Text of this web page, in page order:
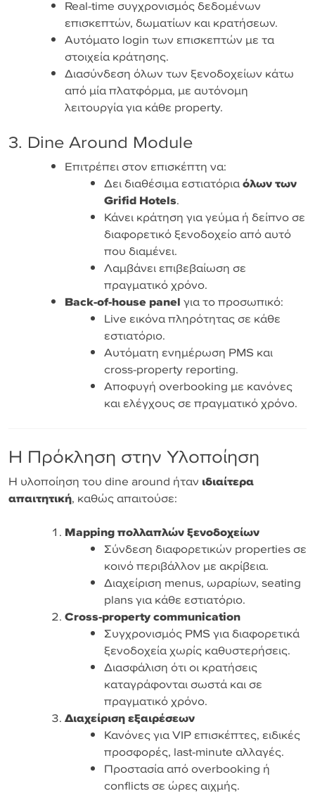
Real-time συγχρονισμός δεδομένων
επισκεπτών, δωματίων και κρατήσεων.
Αυτόματο login των επισκεπτών με τα
στοιχεία κράτησης.
Διασύνδεση όλων των ξενοδοχείων κάτω
από μία πλατφόρμα, με αυτόνομη
λειτουργία για κάθε property.
3. Dine Around Module
Επιτρέπει στον επισκέπτη να:
Δει διαθέσιμα εστιατόριαόλων των
Grifid Hotels.
Κάνει κράτηση για γεύμα ή δείπνο σε
διαφορετικό ξενοδοχείο από αυτό
που διαμένει.
Λαμβάνει επιβεβαίωση σε
πραγματικό χρόνο.
Back-of-house panel για το προσωπικό:
Live εικόνα πληρότητας σε κάθε
εστιατόριο.
Αυτόματη ενημέρωση PMS και
cross-property reporting.
Αποφυγή overbooking με κανόνες
και ελέγχους σε πραγματικό χρόνο.
Η Πρόκληση στην Υλοποίηση
Η υλοποίηση του dine around ήταν ιδιαίτερα
απαιτητική, καθώς απαιτούσε:
Mapping πολλαπλών ξενοδοχείων
Σύνδεση διαφορετικών properties σε
κοινό περιβάλλον με ακρίβεια.
Διαχείριση menus, ωραρίων, seating
plans για κάθε εστιατόριο.
Cross-property communication
Συγχρονισμός PMS για διαφορετικά
ξενοδοχεία χωρίς καθυστερήσεις.
Διασφάλιση ότι οι κρατήσεις
καταγράφονται σωστά και σε
πραγματικό χρόνο.
Διαχείριση εξαιρέσεων
Κανόνες για VIP επισκέπτες, ειδικές
προσφορές, last-minute αλλαγές.
Προστασία από overbooking ή
conflicts σε ώρες αιχμής.